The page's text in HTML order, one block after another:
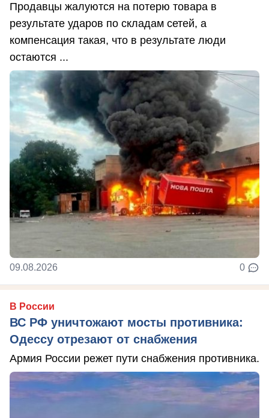
Продавцы жалуются на потерю товара в
результате ударов по складам сетей, а
компенсация такая, что в результате люди
остаются ...
09.08.2026 0
В России
ВС РФ уничтожают мосты противника:
Одессу отрезают от снабжения
Армия России режет пути снабжения противника.